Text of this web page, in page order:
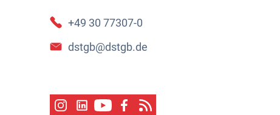
+49 30 77307-0
dstgb@dstgb.de